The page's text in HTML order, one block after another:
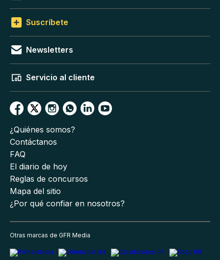
Suscríbete
Newsletters
Servicio al cliente
¿Quiénes somos?
Contáctanos
FAQ
El diario de hoy
Reglas de concursos
Mapa del sitio
¿Por qué confiar en nosotros?
Otras marcas de GFR Media